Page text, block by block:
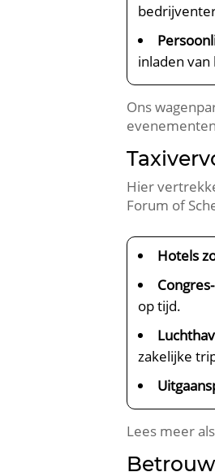
inladen van
Ons
Hier
Forum of
Hotels
op tijd.
zakelijke
Lees meer